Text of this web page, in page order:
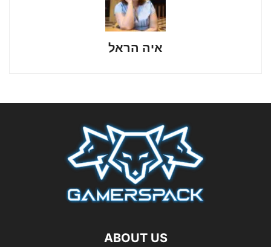
איה הראל
ABOUT US